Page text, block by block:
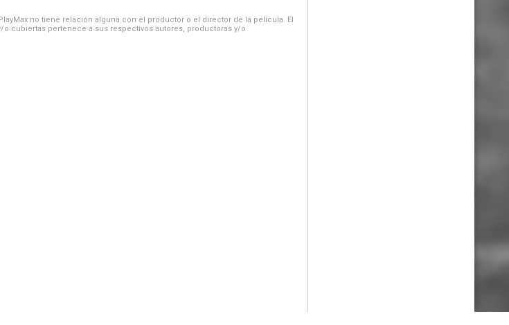
no tiene relación alguna con el productor o el director de la película. El
cubiertas pertenece a sus respectivos autores, productoras y/o